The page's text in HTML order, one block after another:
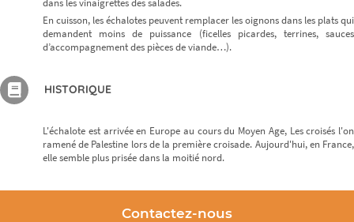
dans les vinaigrettes des salades.
En cuisson, les échalotes peuvent remplacer les oignons dans les plats qui
demandent moins de puissance (ficelles picardes, terrines, sauces
d’accompagnement des pièces de viande…).
HISTORIQUE
L'échalote est arrivée en Europe au cours du Moyen Age, Les croisés l'on
ramené de Palestine lors de la première croisade. Aujourd'hui, en France,
elle semble plus prisée dans la moitié nord.
Contactez-nous